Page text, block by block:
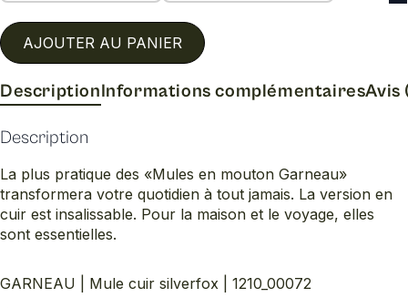
AJOUTER AU PANIER
DescriptionInformations complémentairesAvis
Description
La plus pratique des «Mules en mouton Garneau»
transformera votre quotidien à tout jamais. La version en
cuir est insalissable. Pour la maison et le voyage, elles
sont essentielles.
GARNEAU | Mule cuir silverfox | 1210_00072